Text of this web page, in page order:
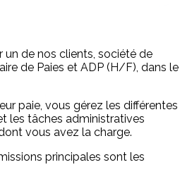
un de nos clients, société de
de Paies et ADP (H/F), dans le
paie, vous gérez les différentes
les tâches administratives
vous avez la charge.
principales sont les